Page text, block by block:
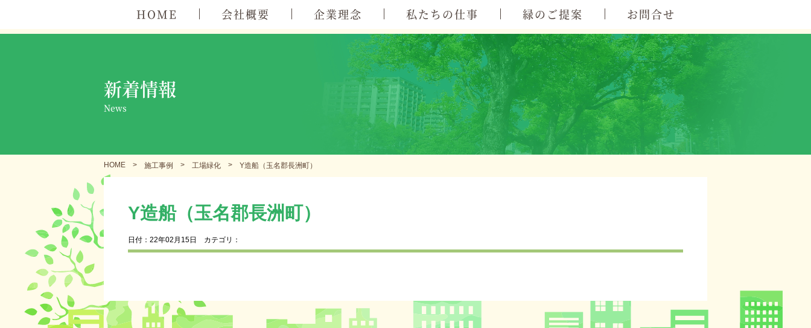
HOME 会社概要 企業理念 私たちの仕事 緑のご提案 お問合せ
新着情報
News
HOME > 施工事例 > 工場緑化 > Y造船（玉名郡長洲町）
Y造船（玉名郡長洲町）
日付：22年02月15日 カテゴリ：